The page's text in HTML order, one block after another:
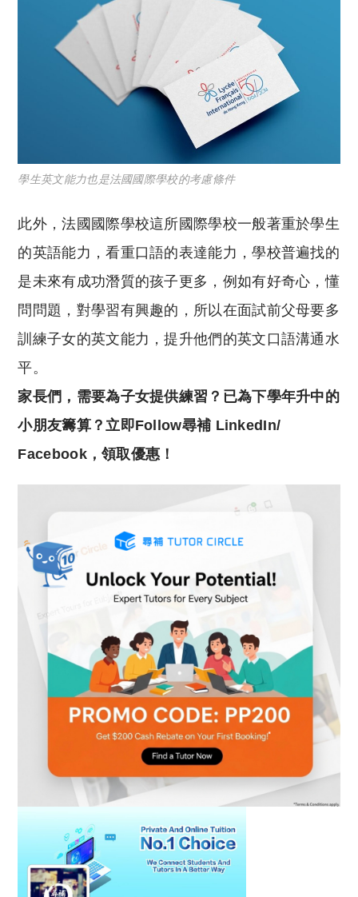
學生英文能力也是法國國際學校的考慮條件
此外，法國國際學校這所國際學校一般著重於學生
的英語能力，看重口語的表達能力，學校普遍找的
是未來有成功潛質的孩子更多，例如有好奇心，懂
問問題，對學習有興趣的，所以在面試前父母要多
訓練子女的英文能力，提升他們的英文口語溝通水
平。
家長們，需要為子女提供練習？已為下學年升中的
小朋友籌算？立即Follow尋補 LinkedIn/
Facebook，領取優惠！